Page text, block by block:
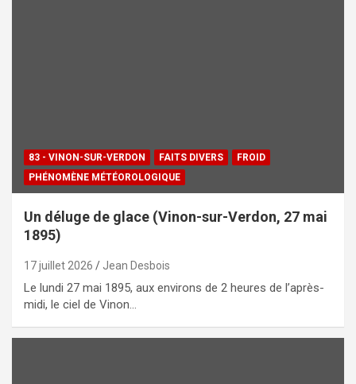
83 - VINON-SUR-VERDON FAITS DIVERS
FROID
PHÉNOMÈNE MÉTÉOROLOGIQUE
Un déluge de glace (Vinon-sur-Verdon, 27 mai
1895)
17 juillet 2026 Jean Desbois
Le lundi 27 mai 1895, aux environs de 2 heures de l’après-
midi, le ciel de Vinon…